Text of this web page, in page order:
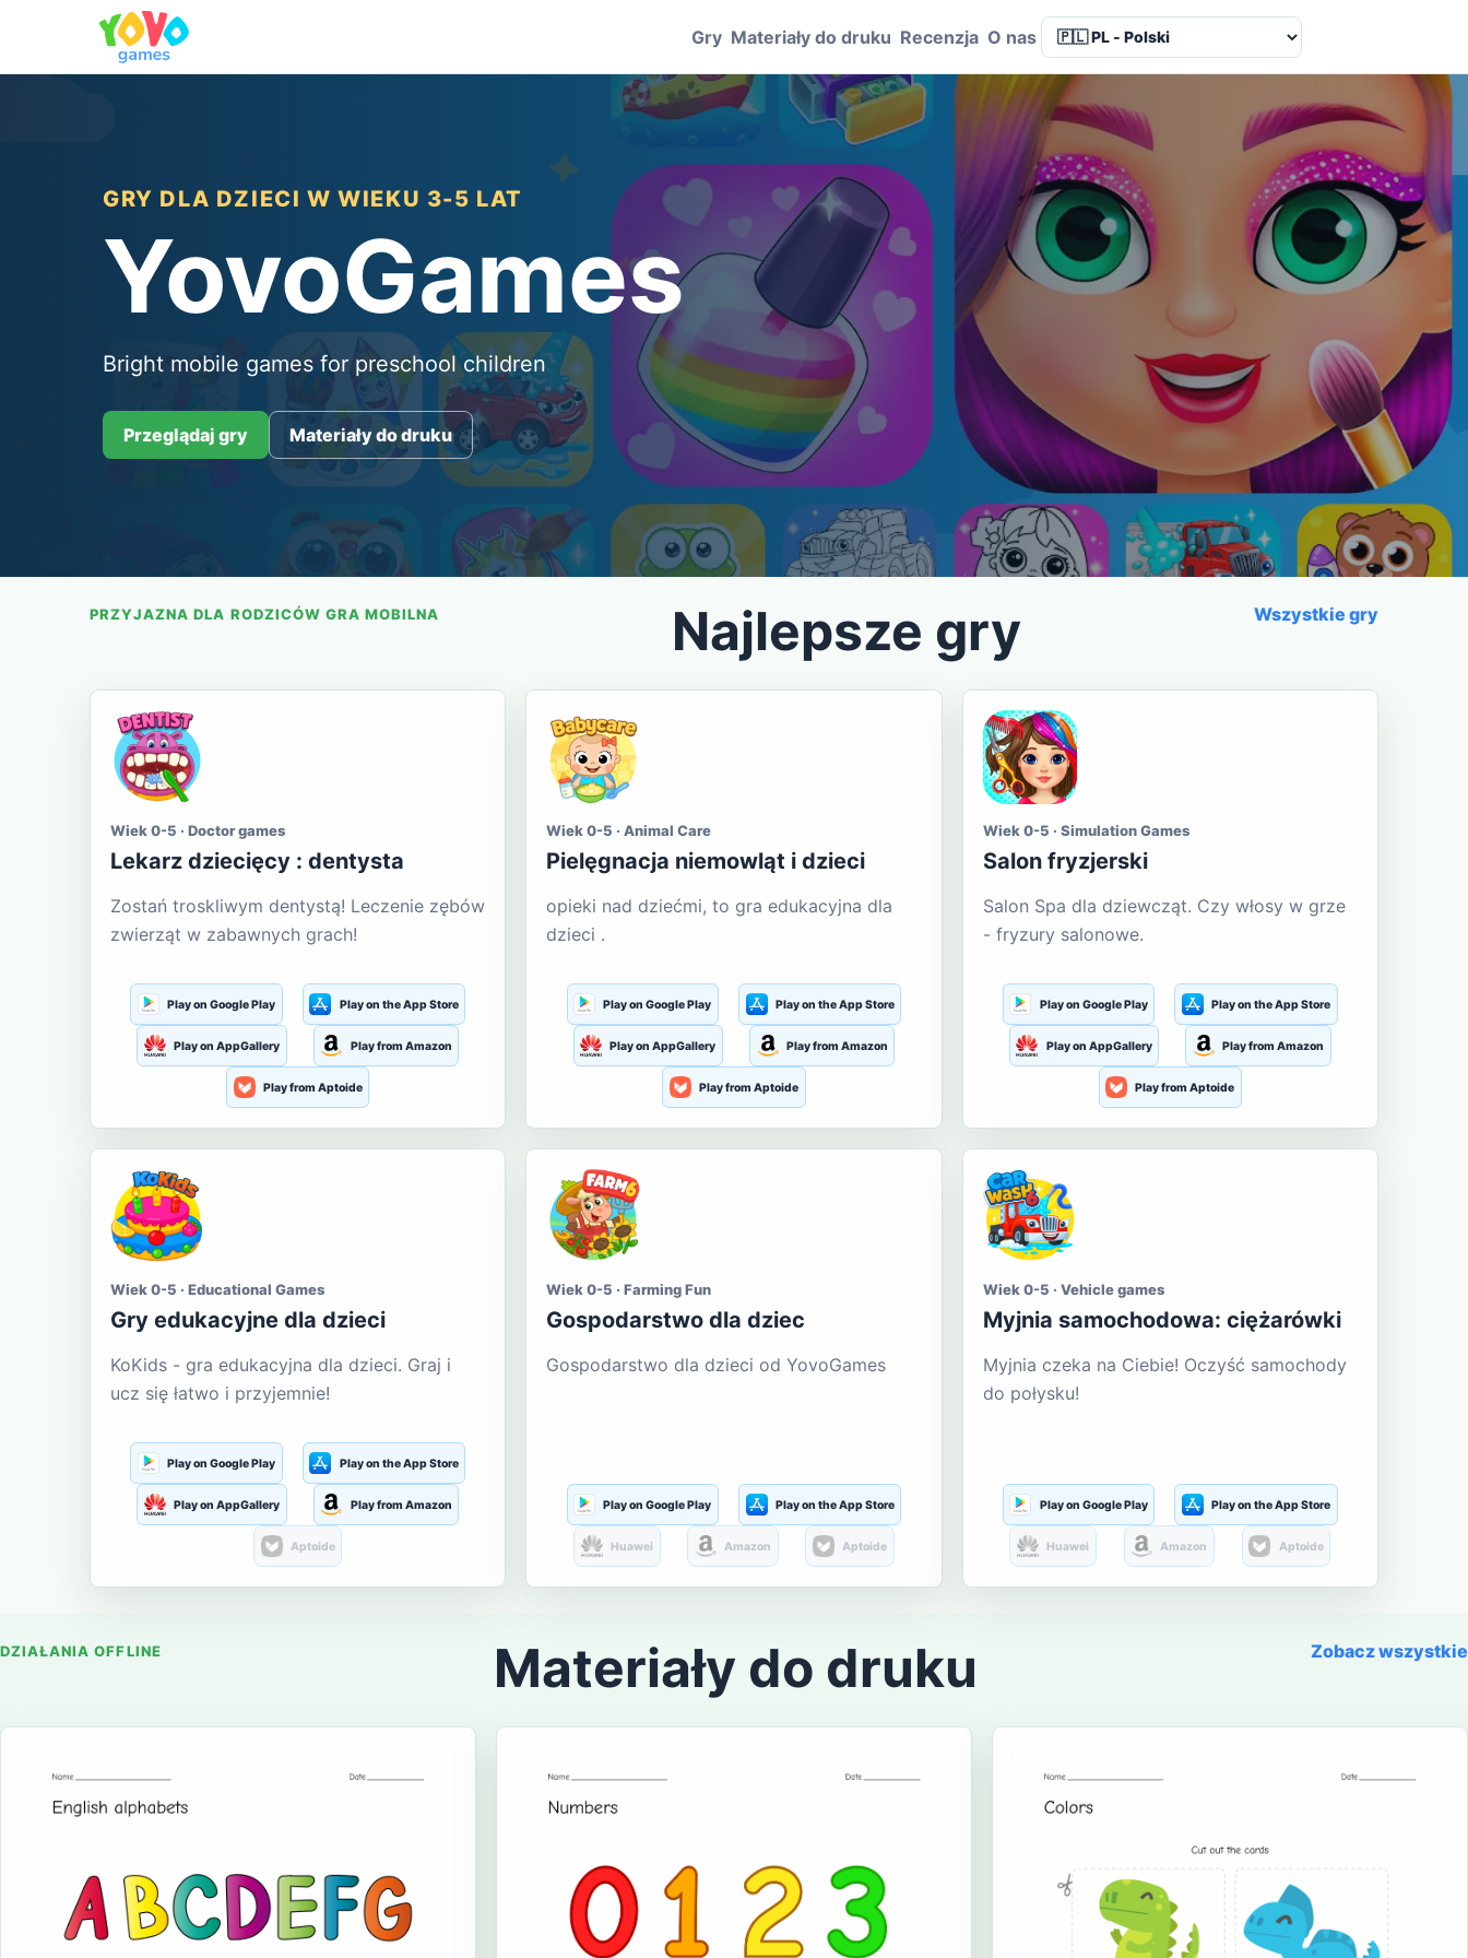
Gry Materiały do druku Recenzja O nas
GRY DLA DZIECI W WIEKU 3-5 LAT
YovoGames
Bright mobile games for preschool children
Przeglądaj gry Materiały do druku
PRZYJAZNA DLA RODZICÓW GRA MOBILNA Najlepsze gry Wszystkie gry
Wiek 0-5 · Doctor games
Lekarz dziecięcy : dentysta
Zostań troskliwym dentystą! Leczenie zębów
zwierząt w zabawnych grach!
Play on Google Play Play on the App Store
Play on AppGallery Play from Amazon
Play from Aptoide
Wiek 0-5 · Animal Care
Pielęgnacja niemowląt i dzieci
opieki nad dziećmi, to gra edukacyjna dla
dzieci .
Play on Google Play Play on the App Store
Play on AppGallery Play from Amazon
Play from Aptoide
Wiek 0-5 · Simulation Games
Salon fryzjerski
Salon Spa dla dziewcząt. Czy włosy w grze
- fryzury salonowe.
Play on Google Play Play on the App Store
Play on AppGallery Play from Amazon
Play from Aptoide
Wiek 0-5 · Educational Games
Gry edukacyjne dla dzieci
KoKids - gra edukacyjna dla dzieci. Graj i
ucz się łatwo i przyjemnie!
Play on Google Play Play on the App Store
Play on AppGallery Play from Amazon
Aptoide
Wiek 0-5 · Farming Fun
Gospodarstwo dla dziec
Gospodarstwo dla dzieci od YovoGames
Play on Google Play Play on the App Store
Huawei Amazon Aptoide
Wiek 0-5 · Vehicle games
Myjnia samochodowa: ciężarówki
Myjnia czeka na Ciebie! Oczyść samochody
do połysku!
Play on Google Play Play on the App Store
Huawei Amazon Aptoide
DZIAŁANIA OFFLINE Materiały do druku Zobacz wszystkie